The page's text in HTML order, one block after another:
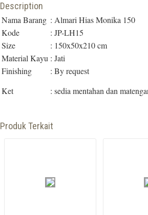
Description
Nama Barang : Almari Hias Monika 150
Kode
: JP-LH15
Size
: 150x50x210 cm
Material Kayu : Jati
Finishing
: By request
Ket
: sedia mentahan dan
Produk Terkait